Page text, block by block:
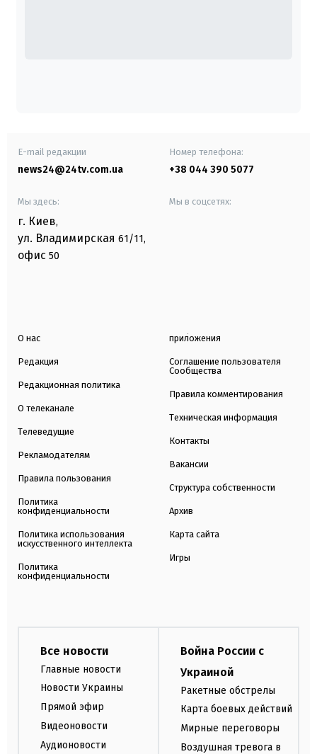
E-mail редакции
news24@24tv.com.ua
Номер телефона:
+38 044 390 5077
Мы здесь:
г. Киев,
ул. Владимирская 61/11,
офис 50
Мы в соцсетях:
О нас
Редакция
Редакционная политика
О телеканале
Телеведущие
Рекламодателям
Правила пользования
Политика
конфиденциальности
Политика использования
искусственного интеллекта
Политика
конфиденциальности
приложения
Соглашение пользователя
Сообщества
Правила комментирования
Техническая информация
Контакты
Вакансии
Структура собственности
Архив
Карта сайта
Игры
Все новости
Главные новости
Новости Украины
Прямой эфир
Видеоновости
Аудионовости
Война России с
Украиной
Ракетные обстрелы
Карта боевых действий
Мирные переговоры
Воздушная тревога в